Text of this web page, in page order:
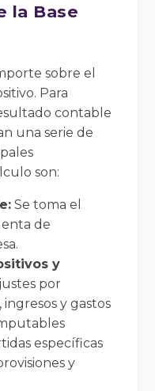
la Base
sobre el
Para
contable
una serie de
son:
Se toma el
de
y
por
y gastos
específicas
y